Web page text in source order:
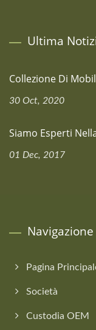
Ultima
Collezione Di
30 Oct, 2020
Siamo Esperti
01 Dec, 2017
Navigazione
Pagina
Società
Custodia OEM